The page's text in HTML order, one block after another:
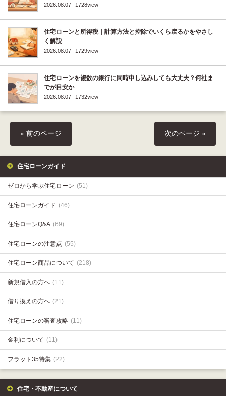
2026.08.07 1728view
住宅ローンと所得税｜計算方法と控除でいくら戻るかをやさし
く解説
2026.08.07 1729view
住宅ローンを複数の銀行に同時申し込みしても大丈夫？何社ま
でが目安か
2026.08.07 1732view
« 前のページ 次のページ »
住宅ローンガイド
ゼロから学ぶ住宅ローン (51)
住宅ローンガイド (46)
住宅ローンQ&A (69)
住宅ローンの注意点 (55)
住宅ローン商品について (218)
新規借入の方へ (11)
借り換えの方へ (21)
住宅ローンの審査攻略 (11)
金利について (11)
フラット35特集 (22)
住宅・不動産について